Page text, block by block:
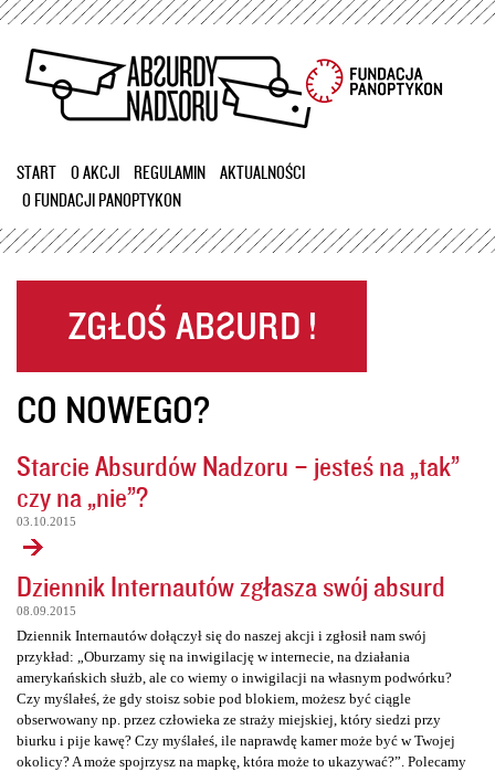
Przejdź
treści
START O AKCJI REGULAMIN
AKTUALNOŚCI
O FUNDACJI PANOPTYKON
CO NOWEGO?
Starcie Absurdów Nadzoru – jesteś na „tak”
czy na „nie”?
03.10.2015
Dziennik Internautów zgłasza swój absurd
08.09.2015
Dziennik Internautów dołączył się do naszej akcji i zgłosił nam swój
przykład: „Oburzamy się na inwigilację w internecie, na działania
amerykańskich służb, ale co wiemy o inwigilacji na własnym podwórku?
Czy myślałeś, że gdy stoisz sobie pod blokiem, możesz być ciągle
obserwowany np. przez człowieka ze straży miejskiej, który siedzi przy
biurku i pije kawę? Czy myślałeś, ile naprawdę kamer może być w Twojej
okolicy? A może spojrzysz na mapkę, która może to ukazywać?”. Polecamy